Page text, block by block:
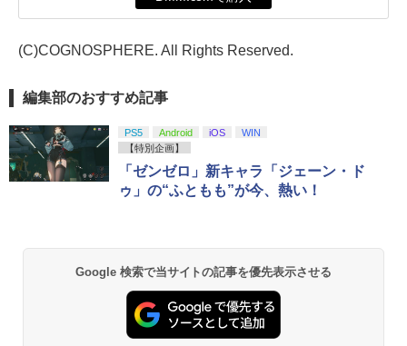
(C)COGNOSPHERE. All Rights Reserved.
編集部のおすすめ記事
PS5 Android iOS
WIN
【特別企画】
「ゼンゼロ」新キャラ「ジェーン・ド
ゥ」の“ふともも”が今、熱い！
Google 検索で当サイトの記事を優先表示させる